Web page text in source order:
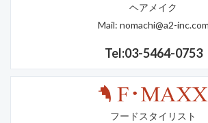
ヘアメイク
Mail: nomachi@a2-inc.com
Tel:03-5464-0753
フードスタイリスト